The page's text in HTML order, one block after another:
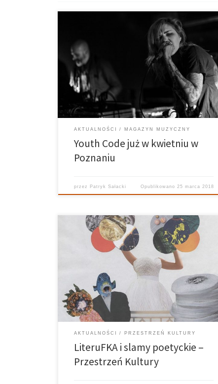
Youth Code już 7 kwietnia zagości w Poznaniu w
klubie Pod Minogą. Ten amerykański duet to gratka dla
wszystkich fanów ciężkich industrialnych brzmień i
buntowniczego, brudnego wokalu. Bilety
kolekcjonerskie wciąż są dostępne, nie pożałujecie!
AKTUALNOŚCI MAGAZYN MUZYCZNY
Youth Code już w kwietniu w
Poznaniu
przez Patryk Sałacki Opublikowano 25 marca 2018
Prowadzi: Patrycja Dolecka, Iga Tomaszewska
Realizuje: Szymon Adler, Kamil Zimny Z literaturą pod
rękę czyli LiteruFKA Wtorkowe wydanie ,,Przestrzeni
Kultury” Radia Meteor było bez wątpienia wyjątkowe.
W studiu gościła Dagmara Świerkowska z Fundacji
KulturAkcja. Jej wizyta związana była z […]
AKTUALNOŚCI PRZESTRZEŃ KULTURY
LiteruFKA i slamy poetyckie –
Przestrzeń Kultury